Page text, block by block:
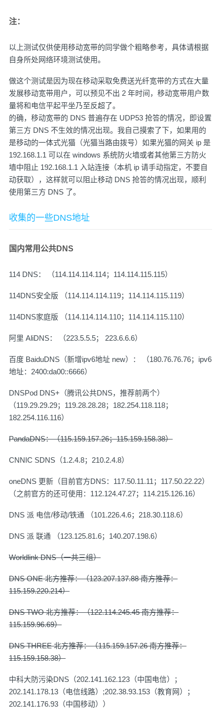
注：
以上测试仅供使用移动宽带的同学做个粗略参考，具体请根据
自身所处网络环境测试使用。
做这个测试是因为现在移动采取免费送光纤宽带的方式在大量
发展移动宽带用户，可以预见不出 2 年时间，移动宽带用户数
量将和电信平起平坐乃至反超了。
的确，移动宽带的 DNS 普遍存在 UDP53 抢答的情况，即设置
第三方 DNS 不生效的情况出现。我自己摸索了下，如果用的
是移动的一体式光猫（光猫当路由拨号）如果光猫的网关 ip 是
192.168.1.1 可以在 windows 系统防火墙或者其他第三方防火
墙中阻止 192.168.1.1 入站连接（本机 ip 请手动指定，不要自
动获取），这样就可以阻止移动 DNS 抢答的情况出现，顺利
使用第三方 DNS 了。
收集的一些DNS地址
国内常用公共DNS
114 DNS： （114.114.114.114；114.114.115.115）
114DNS安全版 （114.114.114.119；114.114.115.119）
114DNS家庭版 （114.114.114.110；114.114.115.110）
阿里 AliDNS： （223.5.5.5； 223.6.6.6）
百度 BaiduDNS（新增ipv6地址 new）： （180.76.76.76；ipv6
地址：2400:da00::6666）
DNSPod DNS+（腾讯公共DNS，推荐前两个）
（119.29.29.29；119.28.28.28；182.254.118.118；
182.254.116.116）
PandaDNS：（115.159.157.26；115.159.158.38）
CNNIC SDNS（1.2.4.8；210.2.4.8）
oneDNS 更新（目前官方DNS：117.50.11.11；117.50.22.22）
（之前官方的还可使用：112.124.47.27；114.215.126.16）
DNS 派 电信/移动/铁通 （101.226.4.6；218.30.118.6）
DNS 派 联通 （123.125.81.6；140.207.198.6）
Worldlink DNS（一共三组）
DNS ONE 北方推荐：（123.207.137.88 南方推荐：
115.159.220.214）
DNS TWO 北方推荐：（122.114.245.45 南方推荐：
115.159.96.69）
DNS THREE 北方推荐：（115.159.157.26 南方推荐：
115.159.158.38）
中科大防污染DNS（202.141.162.123（中国电信）；
202.141.178.13（电信线路）;202.38.93.153（教育网）；
202.141.176.93（中国移动））